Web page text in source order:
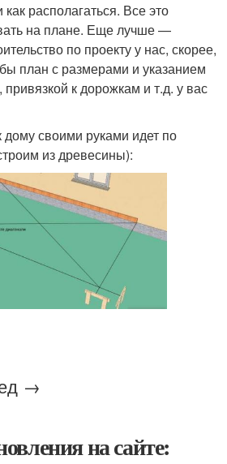
как располагаться. Все это
на плане. Еще лучше —
по проекту у нас, скорее,
план с размерами и указанием
к дорожкам и т.д. у вас
своими руками идет по
из древесины):
→
на сайте: